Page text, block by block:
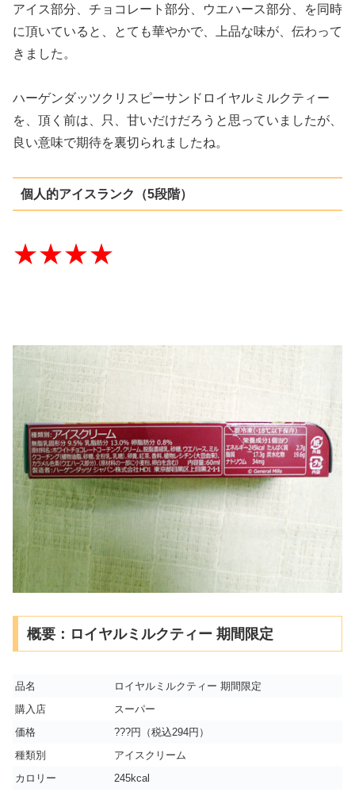
アイス部分、チョコレート部分、ウエハース部分、を同時
に頂いていると、とても華やかで、上品な味が、伝わって
きました。
ハーゲンダッツクリスピーサンドロイヤルミルクティー
を、頂く前は、只、甘いだけだろうと思っていましたが、
良い意味で期待を裏切られましたね。
個人的アイスランク（5段階）
★★★★
概要：ロイヤルミルクティー 期間限定
品名
ロイヤルミルクティー 期間限定
購入店
スーパー
価格
???円（税込294円）
種類別
アイスクリーム
カロリー
245kcal